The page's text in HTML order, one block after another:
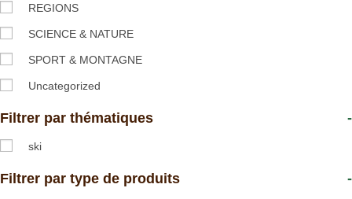
REGIONS
SCIENCE & NATURE
SPORT & MONTAGNE
Uncategorized
Filtrer par thématiques -
ski
Filtrer par type de produits -